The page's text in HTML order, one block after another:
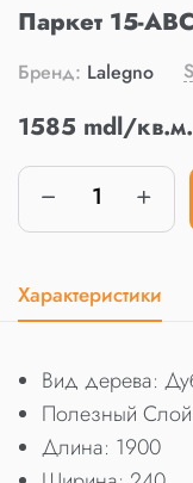
Паркет 15-
Бренд: Lalegno
1585 mdl/кв.м.
Характеристики
Вид дерева:
Полезный
Длина: 1900